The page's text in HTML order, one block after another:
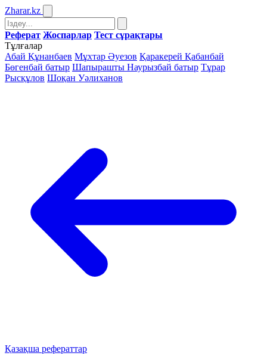
Zharar.kz
Реферат Жоспарлар Тест сұрақтары
Тұлғалар
Абай Құнанбаев Мұхтар Әуезов Қаракерей Қабанбай
Бөгенбай батыр Шапырашты Наурызбай батыр Тұрар
Рысқұлов Шоқан Уәлиханов
Қазақша рефераттар